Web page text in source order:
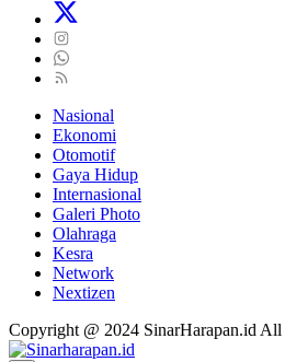
Nasional
Ekonomi
Otomotif
Gaya Hidup
Internasional
Galeri Photo
Olahraga
Kesra
Network
Nextizen
Copyright @ 2024 SinarHarapan.id All